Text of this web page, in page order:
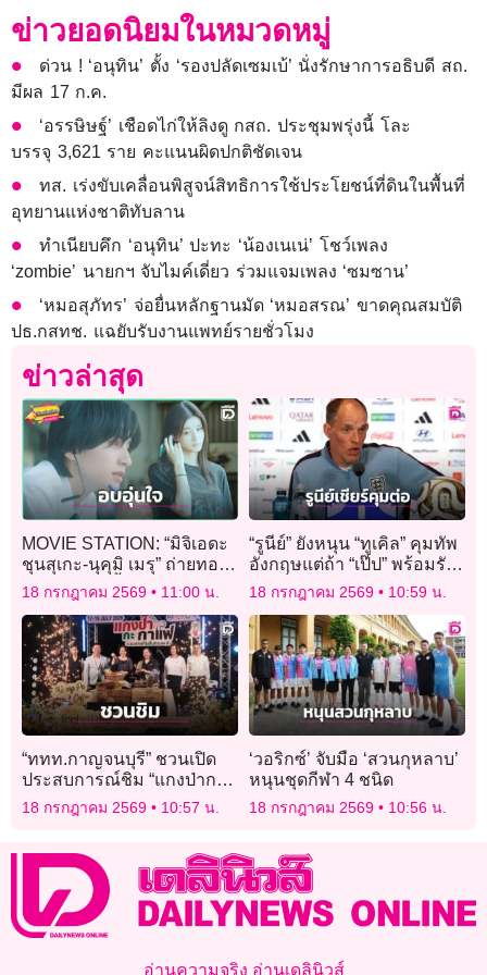
ข่าวยอดนิยมในหมวดหมู่
ด่วน ! ‘อนุทิน’ ตั้ง ‘รองปลัดเซมเบ้’ นั่งรักษาการอธิบดี สถ.
มีผล 17 ก.ค.
‘อรรษิษฐ์’ เชือดไก่ให้ลิงดู กสถ. ประชุมพรุ่งนี้ โละ
บรรจุ 3,621 ราย คะแนนผิดปกติชัดเจน
ทส. เร่งขับเคลื่อนพิสูจน์สิทธิการใช้ประโยชน์ที่ดินในพื้นที่
อุทยานแห่งชาติทับลาน
ทำเนียบคึก ‘อนุทิน’ ปะทะ ‘น้องเนเน่’ โชว์เพลง
‘zombie’ นายกฯ จับไมค์เดี่ยว ร่วมแจมเพลง ‘ซมซาน’
‘หมอสุภัทร’ จ่อยื่นหลักฐานมัด ‘หมอสรณ’ ขาดคุณสมบัติ
ปธ.กสทช. แฉยับรับงานแพทย์รายชั่วโมง
ข่าวล่าสุด
MOVIE STATION: “มิจิเอดะ
ชุนสุเกะ-นุคุมิ เมรุ” ถ่ายทอด
ความรักสุดซึ้งใน “The Last
Song You Left Behind”
18 กรกฎาคม 2569 11:00 น.
“รูนีย์” ยังหนุน “ทูเคิล” คุมทัพ
อังกฤษแต่ถ้า “เป๊ป” พร้อมรับ
งานก็คว้าให้ไวเลย
18 กรกฎาคม 2569 10:59 น.
“ททท.กาญจนบุรี” ชวนเปิด
ประสบการณ์ชิม “แกงป่ากะ
กาแฟ” เสน่ห์เมืองไทย
18 กรกฎาคม 2569 10:57 น.
‘วอริกซ์’ จับมือ ‘สวนกุหลาบ’
หนุนชุดกีฬา 4 ชนิด
18 กรกฎาคม 2569 10:56 น.
อ่านความจริง อ่านเดลินิวส์